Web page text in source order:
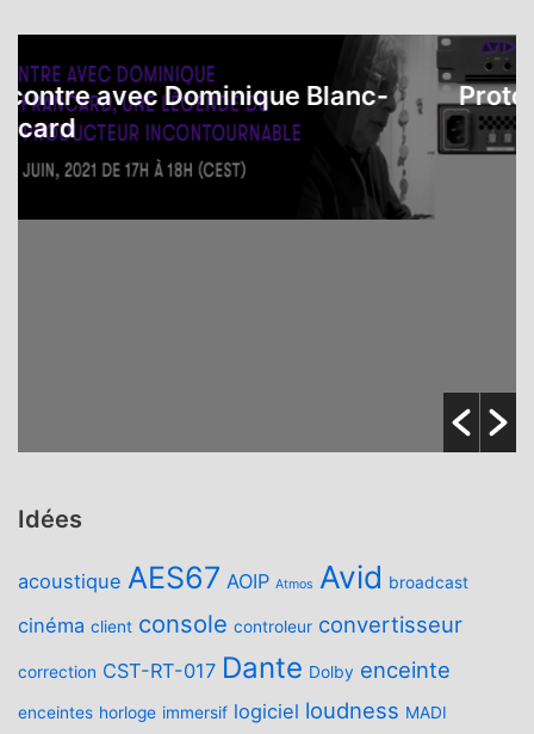
avec Dominique Blanc-
Idées
acoustique AES67 AOIP Atmos Avid broadcast
cinéma client console controleur convertisseur
correction CST-RT-017 Dante Dolby enceinte
enceintes horloge immersif logiciel loudness MADI